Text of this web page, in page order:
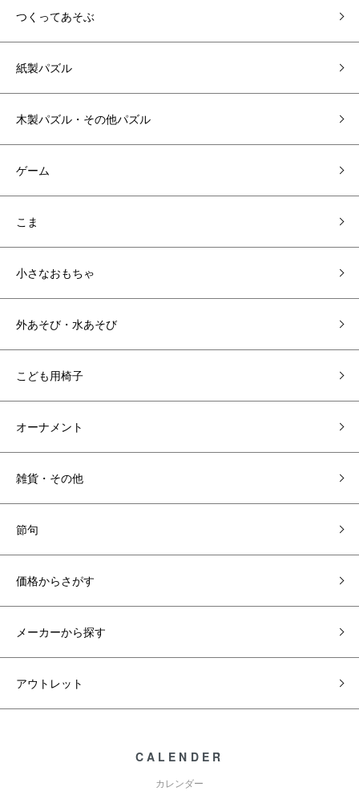
つくってあそぶ
紙製パズル
木製パズル・その他パズル
ゲーム
こま
小さなおもちゃ
外あそび・水あそび
こども用椅子
オーナメント
雑貨・その他
節句
価格からさがす
メーカーから探す
アウトレット
CALENDER
カレンダー